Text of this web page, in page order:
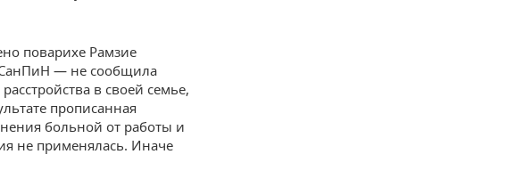
поварихе Рамзие
СанПиН — не сообщила
в своей семье,
прописанная
больной от работы и
не применялась. Иначе